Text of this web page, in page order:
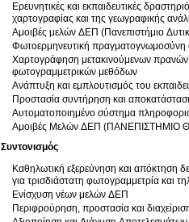
Ερευνητικές και εκπαιδευτικές
χαρτογραφίας και της γεωγραφικής
Αμοιβές μελών ΔΕΠ (Πανεπιστήμιο
Φωτοερμηνευτική
Χαρτογράφηση μετακινούμενων
φωτογραμμετρικών μεθόδων
Ανάπτυξη και εμπλουτισμός του
Προστασία συντήρηση και
Αυτοματοποιημένο σύστημα
Αμοιβές Μελών ΔΕΠ (ΠΑΝΕΠΙΣΤΗΜΙΟ
Συντονισμός
Καθηλωτική εξερεύνηση και απόκτηση
για τρισδιάστατη φωτογραμμετρία και
Ενίσχυση νέων μελών ΔΕΠ
Περιφρούρηση, προστασία και